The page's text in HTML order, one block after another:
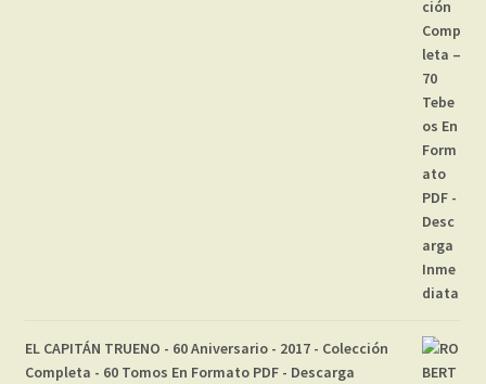
EL CAPITÁN TRUENO - 60 Aniversario - 2017 - Colección
Completa - 60 Tomos En Formato PDF - Descarga